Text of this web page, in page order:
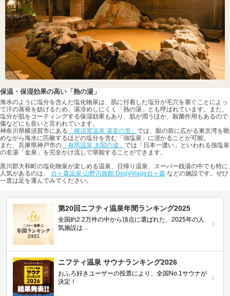
保温・保湿効果の高い「熱の湯」
海水のように塩分を含んだ塩化物泉は、肌に付着した塩分が毛穴を塞ぐことによっ
て汗の蒸発を妨げるため、湯冷めしにくく「熱の湯」とも呼ばれています。また、
塩分が肌をコーティングする保湿効果もあり、肌が潤うほか、殺菌作用もあるので
傷などにも良いと言われています。
神奈川県横須賀市にある 「横須賀温泉 湯楽の里」 では、眼の前に広がる東京湾を眺
めながら海水に匹敵するほどの塩分を含む「強塩泉」に浸かることが可能。
また、兵庫県神戸市の 「有馬温泉 太閤の湯」 では「日本一濃い」といわれる強塩泉
の名湯「金泉」を完全かけ流しで堪能することができます。
黒川郡大和町の塩化物泉が楽しめる温泉、日帰り温泉、スーパー銭湯の中でも特に
人気があるのは、 台ヶ森温泉 山野川旅館 DogVillage台ヶ森 などの施設です。ぜひ
一度は足を運んでみてください。
第20回ニフティ温泉年間ランキング2025
全国約2.2万件の中から頂点に選ばれた、2025年の人
気施設は…
ニフティ温泉 サウナランキング2026
おふろ好きユーザーの投票により、全国No.1サウナが
決定！